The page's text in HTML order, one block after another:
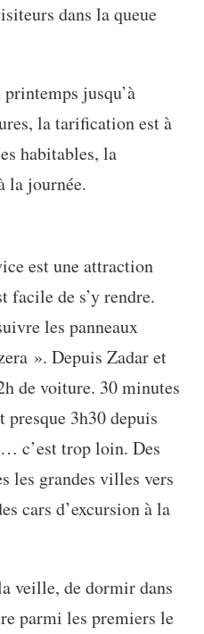
dans la queue
jusqu’à
la tarification est à
habitables, la
la journée.
est une attraction
facile de s’y rendre.
les panneaux
». Depuis Zadar et
de voiture. 30 minutes
3h30 depuis
c’est trop loin. Des
les grandes villes vers
cars d’excursion à la
veille, de dormir dans
parmi les premiers le